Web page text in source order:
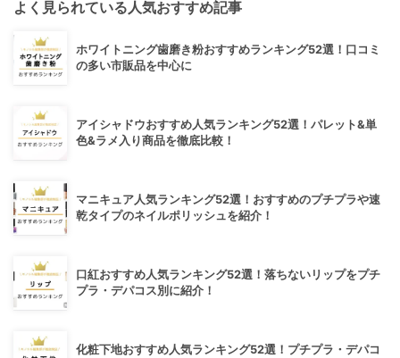
よく見られている人気おすすめ記事
ホワイトニング歯磨き粉おすすめランキング52選！口コミ
の多い市販品を中心に
アイシャドウおすすめ人気ランキング52選！パレット&単
色&ラメ入り商品を徹底比較！
マニキュア人気ランキング52選！おすすめのプチプラや速
乾タイプのネイルポリッシュを紹介！
口紅おすすめ人気ランキング52選！落ちないリップをプチ
プラ・デパコス別に紹介！
化粧下地おすすめ人気ランキング52選！プチプラ・デパコ